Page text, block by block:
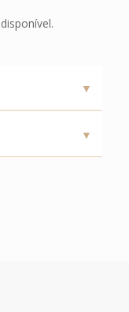
▼
▼